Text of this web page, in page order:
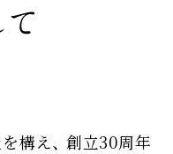
構え、 創立30周年